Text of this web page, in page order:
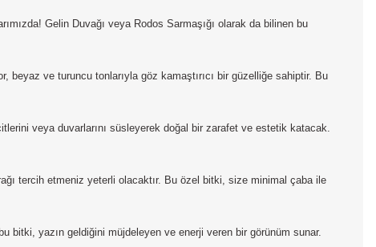
Gelin Duvağı veya Rodos Sarmaşığı olarak da bilinen bu
ve turuncu tonlarıyla göz kamaştırıcı bir güzelliğe sahiptir. Bu
veya duvarlarını süsleyerek doğal bir zarafet ve estetik katacak.
tercih etmeniz yeterli olacaktır. Bu özel bitki, size minimal çaba ile
bitki, yazın geldiğini müjdeleyen ve enerji veren bir görünüm sunar.